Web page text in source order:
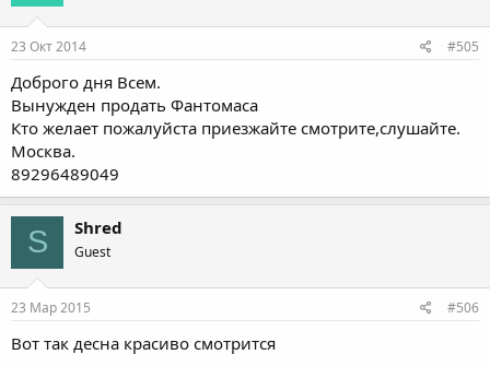
23 Окт 2014 #505
Доброго дня Всем.
Вынужден продать Фантомаса
Кто желает пожалуйста приезжайте смотрите,слушайте.
Москва.
89296489049
S Shred
Guest
23 Мар 2015 #506
Вот так десна красиво смотрится